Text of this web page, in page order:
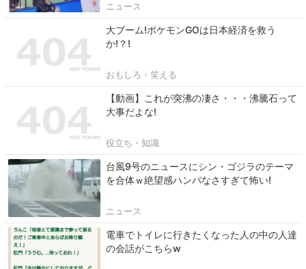
ニュース
大ブーム!ポケモンGOは日本経済を救う
か!？!
おもしろ・笑える
【動画】これが突沸の凄さ・・・沸騰石って
大事だよな!
役立ち・知識
台風9号のニュースにシン・ゴジラのテーマ
を合体ｗ絶望感ハンパなさすぎて怖い!
ニュース
電車でトイレに行きたくなった人の中の人達
の会話がこちらw